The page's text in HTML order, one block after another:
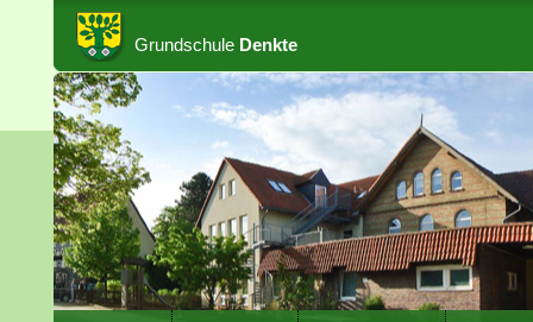
Grundschule Denkte